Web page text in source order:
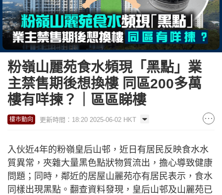
粉嶺山麗苑食水頻現「黑點」業
主禁售期後想換樓 同區200多萬
樓有咩揀？｜區區睇樓
樓市動向 更新時間：18:20 2025-06-02 HKT
入伙近4年的粉嶺皇后山邨，近日有居民反映食水水
質異常，夾雜大量黑色點狀物質流出，擔心導致健康
問題；同時，鄰近的居屋山麗苑亦有居民表示，食水
同樣出現黑點。翻查資料發現，皇后山邨及山麗苑已